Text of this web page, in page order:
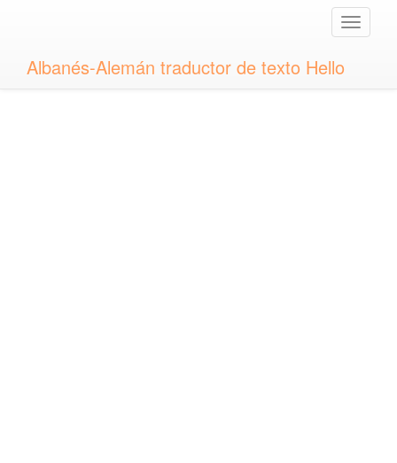
Toggle
Albanés-Alemán traductor de texto Hello